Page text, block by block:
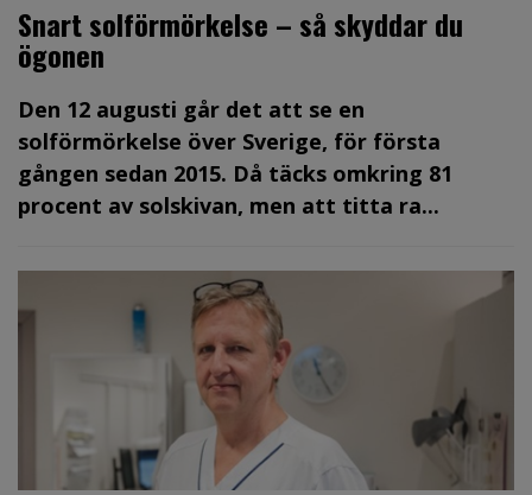
Snart solförmörkelse – så skyddar du
ögonen
Den 12 augusti går det att se en
solförmörkelse över Sverige, för första
gången sedan 2015. Då täcks omkring 81
procent av solskivan, men att titta ra...